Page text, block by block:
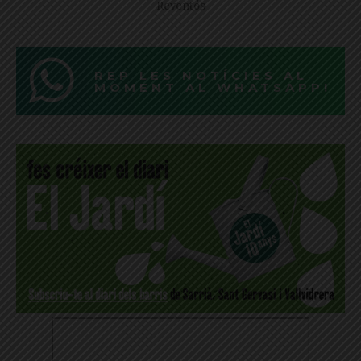
Reventós
REP LES NOTÍCIES AL
MOMENT AL WHATSAPP!